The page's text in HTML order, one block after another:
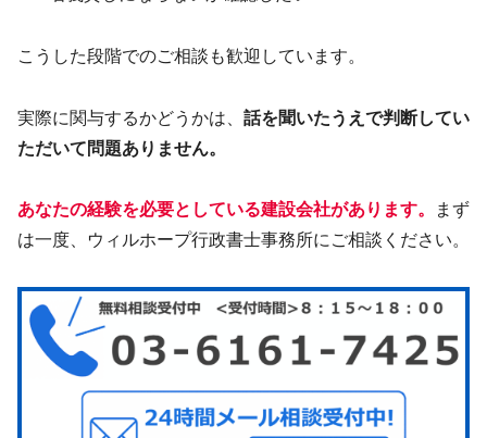
こうした段階でのご相談も歓迎しています。
実際に関与するかどうかは、 話を聞いたうえで判断してい
ただいて問題ありません。
あなたの経験を必要としている建設会社があります。
まず
は一度、ウィルホープ行政書士事務所にご相談ください。